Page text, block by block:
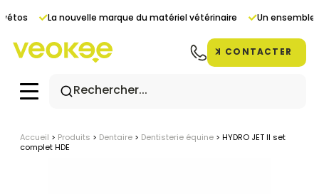
La nouvelle marque du matériel vétérinaire Un ensemble
CONTACTER
Accueil > Produits > Dentaire > Dentisterie équine > HYDRO JET II set
complet HDE